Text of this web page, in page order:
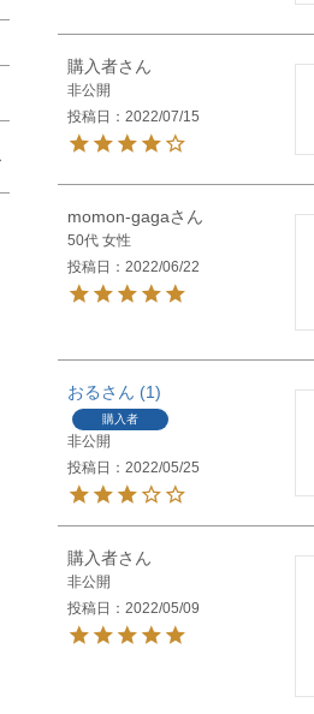
購入者
非公開
投稿日
2022/07/15
momon-gaga
50代 女性
投稿日
2022/06/22
おる 1
購入者
非公開
投稿日
2022/05/25
購入者
非公開
投稿日
2022/05/09